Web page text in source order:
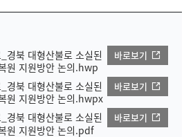
경북 대형산불로 소실된
원 지원방안 논의.hwp
바로보기
경북 대형산불로 소실된
원 지원방안 논의.hwpx
바로보기
경북 대형산불로 소실된
원 지원방안 논의.pdf
바로보기